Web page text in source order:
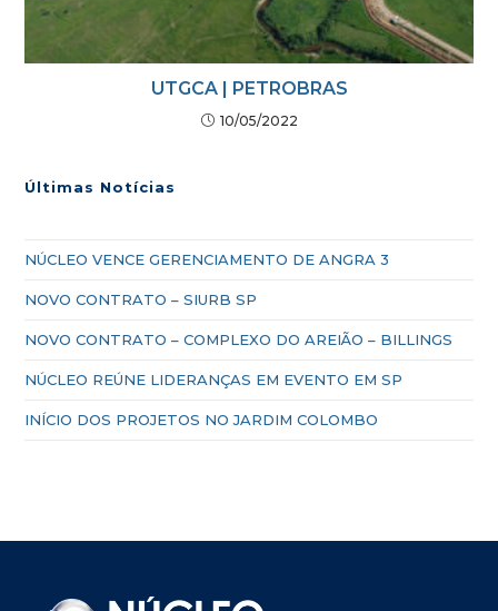
UTGCA | PETROBRAS
10/05/2022
Últimas Notícias
NÚCLEO VENCE GERENCIAMENTO DE ANGRA 3
NOVO CONTRATO – SIURB SP
NOVO CONTRATO – COMPLEXO DO AREIÃO – BILLINGS
NÚCLEO REÚNE LIDERANÇAS EM EVENTO EM SP
INÍCIO DOS PROJETOS NO JARDIM COLOMBO